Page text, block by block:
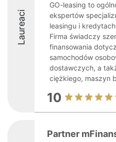
Laureaci
GO-leasing to
ekspertów
leasingu i
Firma świadczy
finansowania
samochodów
dostawczych, a
ciężkiego, maszyn
10
Partner